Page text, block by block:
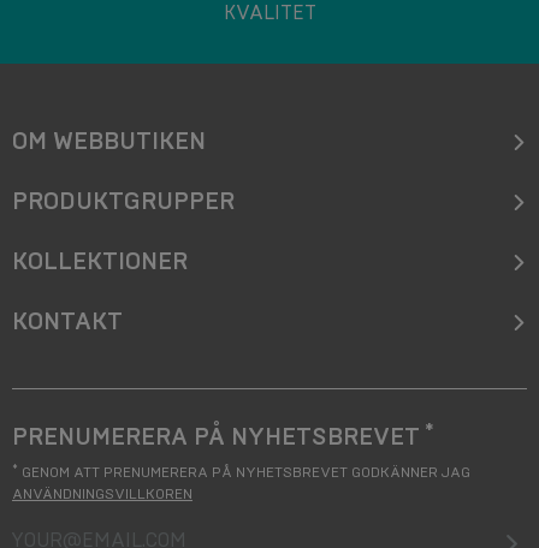
KVALITET
OM WEBBUTIKEN
PRODUKTGRUPPER
KOLLEKTIONER
KONTAKT
PRENUMERERA PÅ NYHETSBREVET *
* GENOM ATT PRENUMERERA PÅ NYHETSBREVET GODKÄNNER JAG
ANVÄNDNINGSVILLKOREN
your@email.com